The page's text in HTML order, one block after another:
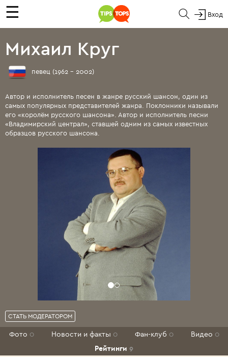
☰ Вход
Михаил Круг
певец (1962 - 2002)
Автор и исполнитель песен в жанре русский шансон, один из
самых популярных представителей жанра. Поклонники называли
его «королём русского шансона». Автор и исполнитель песни
«Владимирский централ», ставшей одним из самых известных
образцов русского шансона.
СТАТЬ МОДЕРАТОРОМ
Фото 0 Новости и факты 0 Фан-клуб 0 Видео 0
Рейтинги 9